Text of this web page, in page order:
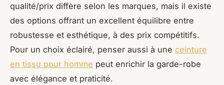
qualité/prix diffère selon les marques, mais il existe
des options offrant un excellent équilibre entre
robustesse et esthétique, à des prix compétitifs.
Pour un choix éclairé, penser aussi à une ceinture
en tissu pour homme peut enrichir la garde-robe
avec élégance et praticité.